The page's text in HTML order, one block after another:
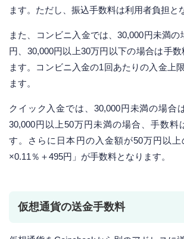
ます。ただし、振込手数料は利用者負担と
また、コンビニ入金では、30,000円未満の
円、30,000円以上30万円以下の場合は手数
ます。コンビニ入金の1回あたりの入金上
ます。
クイック入金では、30,000円未満の場合
30,000円以上50万円未満の場合、手数料
す。さらに日本円の入金額が50万円以
×0.11％＋495円」が手数料となります。
仮想通貨の送金手数料